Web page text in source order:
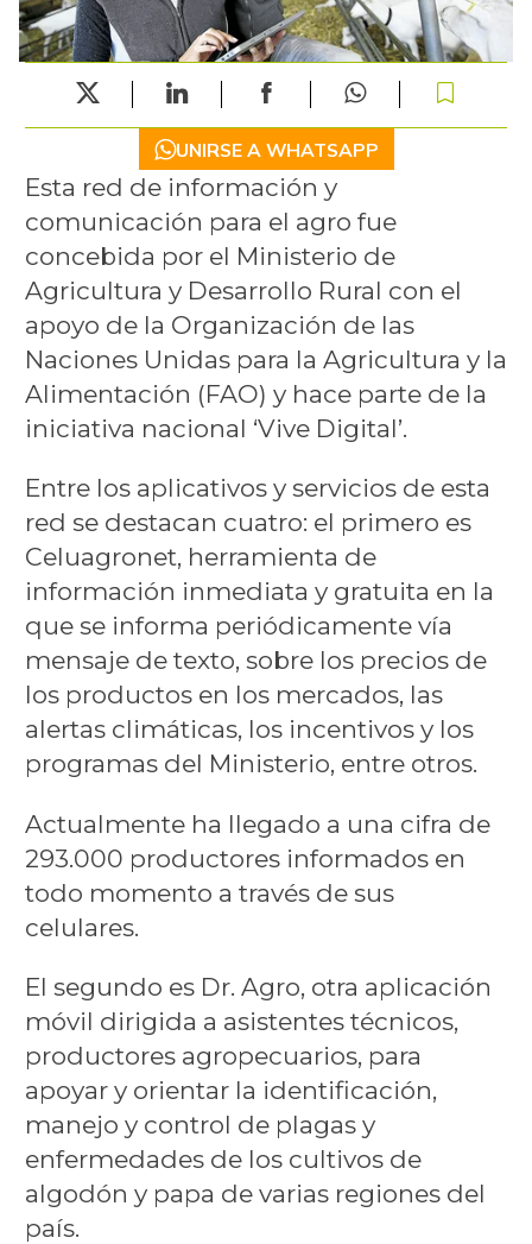
UNIRSE A WHATSAPP
Esta red de información y
comunicación para el agro fue
concebida por el Ministerio de
Agricultura y Desarrollo Rural con el
apoyo de la Organización de las
Naciones Unidas para la Agricultura y la
Alimentación (FAO) y hace parte de la
iniciativa nacional ‘Vive Digital’.
Entre los aplicativos y servicios de esta
red se destacan cuatro: el primero es
Celuagronet, herramienta de
información inmediata y gratuita en la
que se informa periódicamente vía
mensaje de texto, sobre los precios de
los productos en los mercados, las
alertas climáticas, los incentivos y los
programas del Ministerio, entre otros.
Actualmente ha llegado a una cifra de
293.000 productores informados en
todo momento a través de sus
celulares.
El segundo es Dr. Agro, otra aplicación
móvil dirigida a asistentes técnicos,
productores agropecuarios, para
apoyar y orientar la identificación,
manejo y control de plagas y
enfermedades de los cultivos de
algodón y papa de varias regiones del
país.